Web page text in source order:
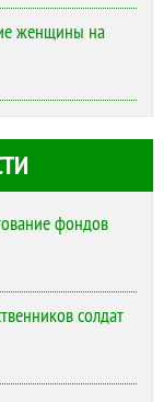
женщины на
фондов
солдат